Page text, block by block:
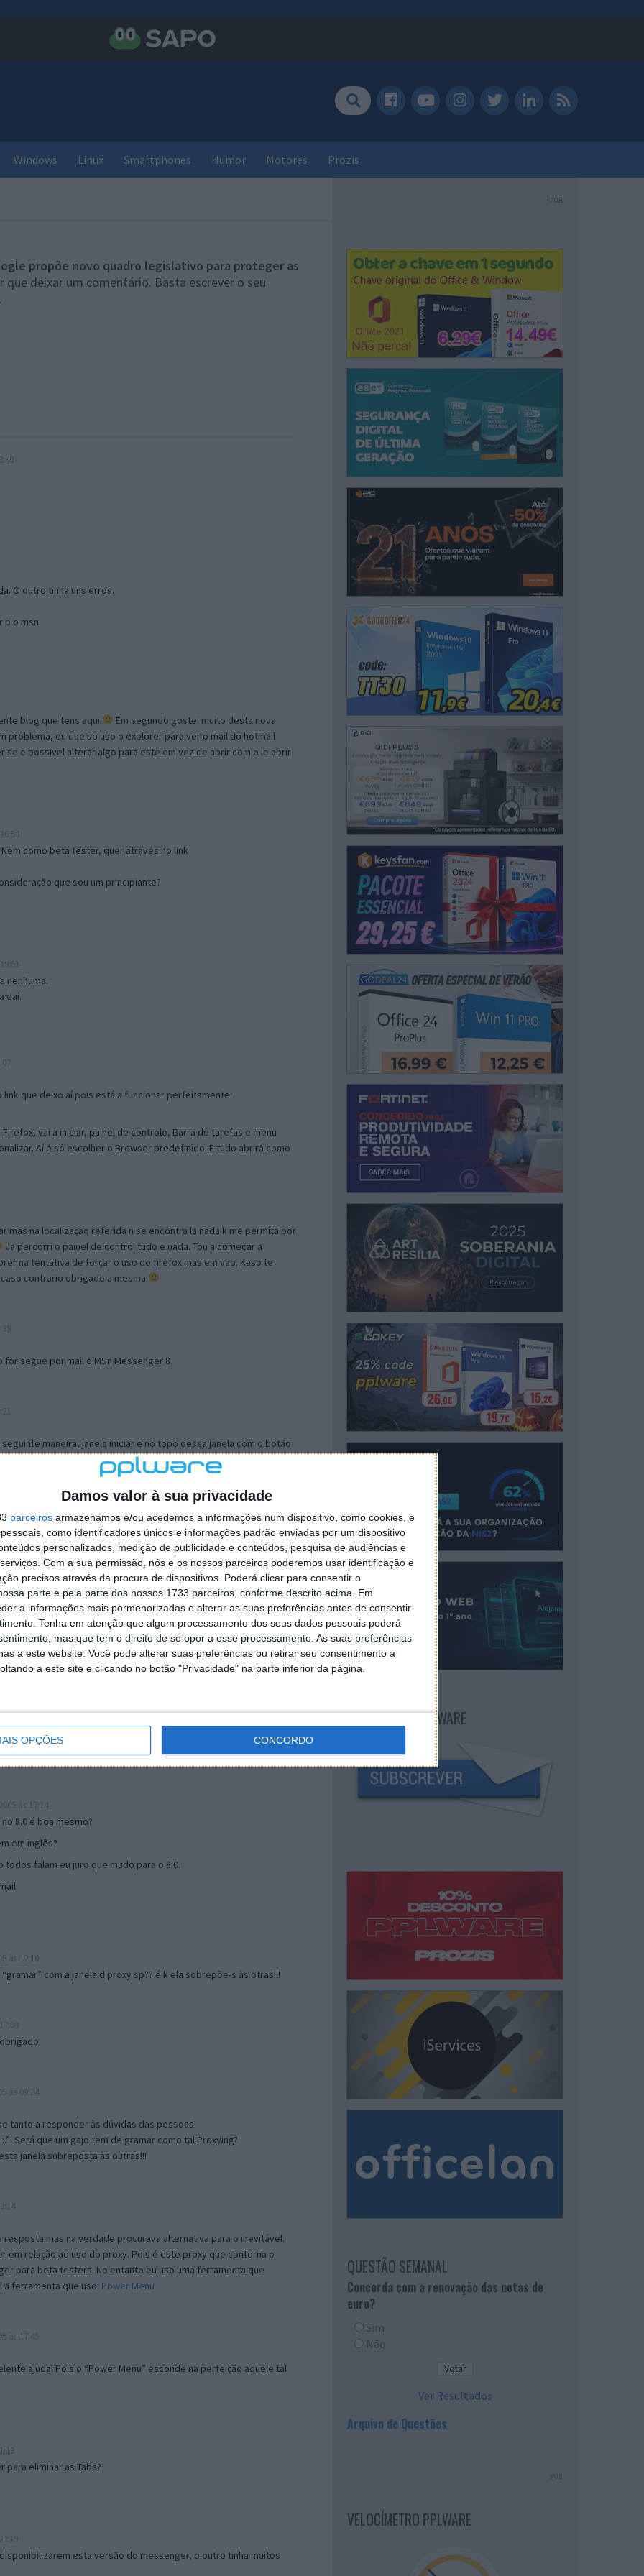
Damos valor à sua privacidade
parceiros armazenamos e/ou acedemos a informações num dispositivo, como cookies, e
como identificadores únicos e informações padrão enviadas por um dispositivo
personalizados, medição de publicidade e conteúdos, pesquisa de audiências e
Com a sua permissão, nós e os nossos parceiros poderemos usar identificação e
precisos através da procura de dispositivos. Poderá clicar para consentir o
parte e pela parte dos nossos 1733 parceiros, conforme descrito acima. Em
a informações mais pormenorizadas e alterar as suas preferências antes de consentir
Tenha em atenção que algum processamento dos seus dados pessoais poderá
mas que tem o direito de se opor a esse processamento. As suas preferências
a este website. Você pode alterar suas preferências ou retirar seu consentimento a
a este site e clicando no botão "Privacidade" na parte inferior da página.
OPÇÕES CONCORDO
Windows Linux Smartphones Humor Motores Prozis
propõe novo quadro legislativo para proteger as
que deixar um comentário. Basta escrever o seu
O outro tinha uns erros.
p o msn.
blog que tens aqui
Em segundo gostei muito desta nova
problema, eu que so uso o explorer para ver o mail do hotmail
se e possivel alterar algo para este em vez de abrir com o ie abrir
como beta tester, quer através ho link
que sou um principiante?
nenhuma.
daí.
que deixo aí pois está a funcionar perfeitamente.
vai a iniciar, painel de controlo, Barra de tarefas e menu
Aí é só escolher o Browser predefinido. E tudo abrirá como
mas na localizaçao referida n se encontra la nada k me permita por
Ja percorri o painel de control tudo e nada. Tou a comecar a
na tentativa de forçar o uso do firefox mas em vao. Kaso te
contrario obrigado a mesma
for segue por mail o MSn Messenger 8.
maneira, janela iniciar e no topo dessa janela com o botão
separador Menu ‘Iniciar’ clica no botão ‘Personalizar’ aí
escolheres o Browser com que queres navegar e o gestor de
ao teu Firefox e nas ferramentas ou tools escolhes ‘Opções’ ou
e logo perto do fim encontras um local para colocares um visto
é o browser predefinido.
mail algum.
17:00
8.0 é boa mesmo?
em inglês?
falam eu juro que mudo para o 8.0.
com a janela d proxy sp?? é k ela sobrepõe-s às otras!!!
tanto a responder às dúvidas das pessoas!
Será que um gajo tem de gramar como tal Proxying?
janela subreposta às outras!!!
mas na verdade procurava alternativa para o inevitável.
em relação ao uso do proxy. Pois é este proxy que contorna o
para beta testers. No entanto eu uso uma ferramenta que
ferramenta que uso: Power Menu
ajuda! Pois o “Power Menu” esconde na perfeição aquele tal
para eliminar as Tabs?
esta versão do messenger, o outro tinha muitos
PUB
NEWSLETTER PPLWARE
QUESTÃO SEMANAL
Concorda com a renovação das notas de
euro?
Sim
Não
Ver Resultados
Arquivo de Questões
PUB
VELOCÍMETRO PPLWARE